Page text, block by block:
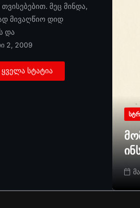
მეც მინდა,
მივაღწიო დიდ
და
2, 2009
ყველა სტატია